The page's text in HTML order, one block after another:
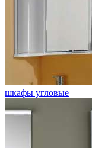
шкафы угловые